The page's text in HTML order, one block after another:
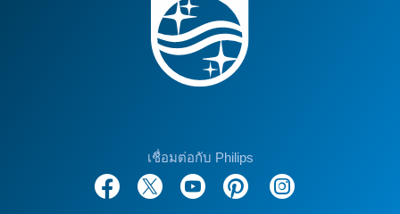
เชื่อมต่อกับ Philips